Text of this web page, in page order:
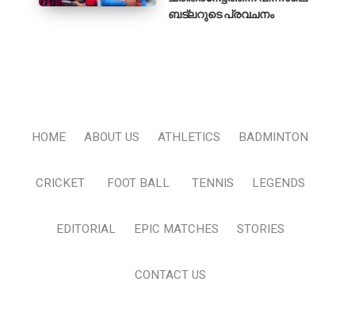
ബട്‌ലറുടെ പ്രവചനം
HOME ABOUT US ATHLETICS BADMINTON
CRICKET FOOT BALL TENNIS LEGENDS
EDITORIAL EPIC MATCHES STORIES
CONTACT US